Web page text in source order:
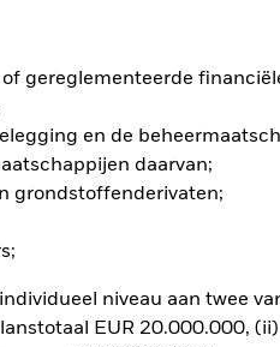
gereglementeerde
en de
daarvan;
grondstoffenderivaten;
niveau aan twee
EUR 20.000.000,
en belangrijke gebeurtenissen
activiteiten die niet in
in het Fonds een persoonlijke
effect hebben op de
Het gebruik van derivaten
in het fonds
lijst van alle aandelenklassen
in de naam van de
bij de beheermaatschappij van
van de hiermee verbonden